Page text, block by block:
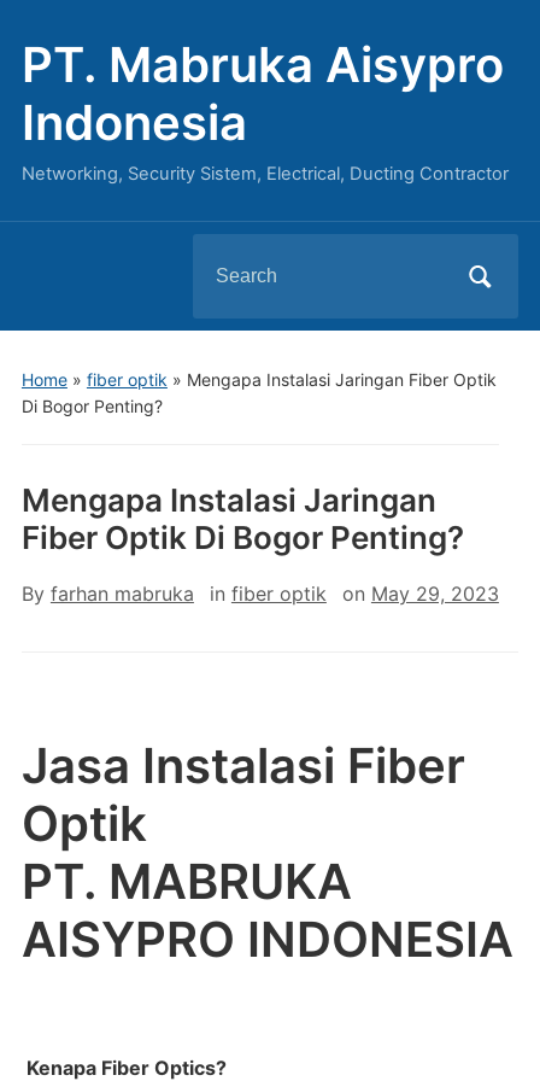
PT. Mabruka Aisypro
Indonesia
Networking, Security Sistem, Electrical, Ducting Contractor
for:
Home» fiber optik » Mengapa Instalasi Jaringan Fiber Optik
Di Bogor Penting?
Mengapa Instalasi Jaringan
Fiber Optik Di Bogor Penting?
By farhan mabruka in fiber optik on May 29, 2023
Jasa Instalasi Fiber
Optik
PT. MABRUKA
AISYPRO INDONESIA
Kenapa Fiber Optics?